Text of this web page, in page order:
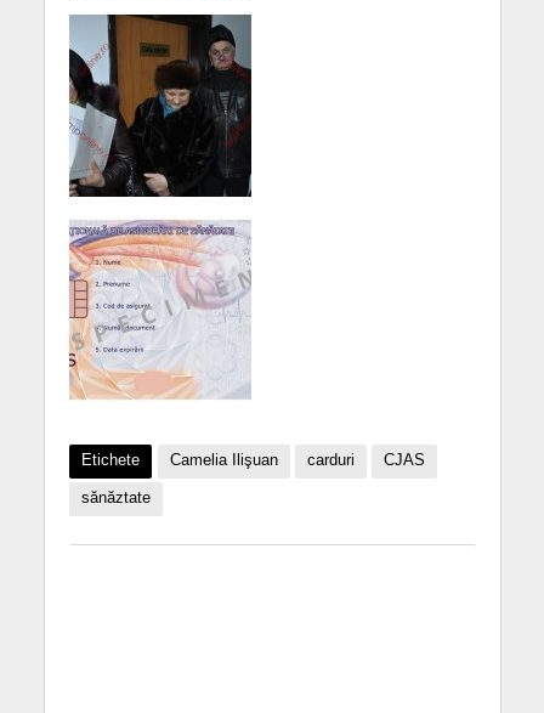
Etichete Camelia Ilişuan carduri CJAS
sănăztate